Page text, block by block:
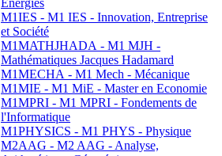
Energies
M1IES - M1 IES - Innovation, Entreprise
et Société
M1MATHJHADA - M1 MJH -
Mathématiques Jacques Hadamard
M1MECHA - M1 Mech - Mécanique
M1MIE - M1 MiE - Master en Economie
M1MPRI - M1 MPRI - Fondements de
l'Informatique
M1PHYSICS - M1 PHYS - Physique
M2AAG - M2 AAG - Analyse,